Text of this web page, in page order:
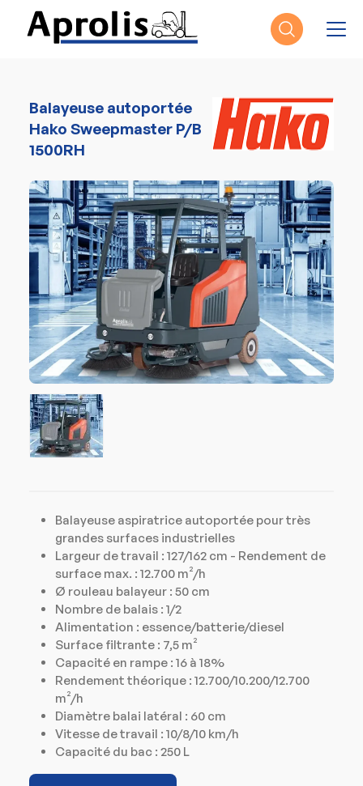
Aller au contenu principal
Balayeuse autoportée
Hako Sweepmaster P/B
1500RH
Balayeuse aspiratrice autoportée pour très
grandes surfaces industrielles
Largeur de travail : 127/162 cm - Rendement de
surface max. : 12.700 m²/h
Ø rouleau balayeur : 50 cm
Nombre de balais : 1/2
Alimentation : essence/batterie/diesel
Surface filtrante : 7,5 m²
Capacité en rampe : 16 à 18%
Rendement théorique : 12.700/10.200/12.700
m²/h
Diamètre balai latéral : 60 cm
Vitesse de travail : 10/8/10 km/h
Capacité du bac : 250 L